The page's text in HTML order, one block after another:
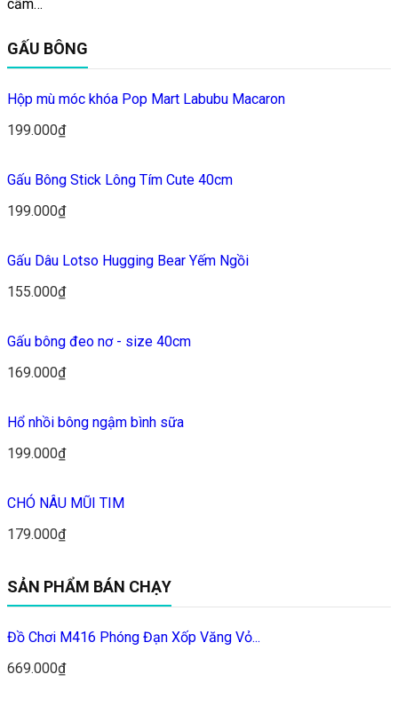
cấm…
GẤU BÔNG
Hộp mù móc khóa Pop Mart Labubu Macaron
199.000₫
Gấu Bông Stick Lông Tím Cute 40cm
199.000₫
Gấu Dâu Lotso Hugging Bear Yếm Ngồi
155.000₫
Gấu bông đeo nơ - size 40cm
169.000₫
Hổ nhồi bông ngậm bình sữa
199.000₫
CHÓ NÂU MŨI TIM
179.000₫
SẢN PHẨM BÁN CHẠY
Đồ Chơi M416 Phóng Đạn Xốp Văng Vỏ...
669.000₫